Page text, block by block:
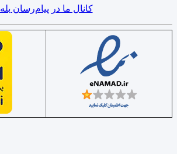
کانال ما در پیام‌رسان بله